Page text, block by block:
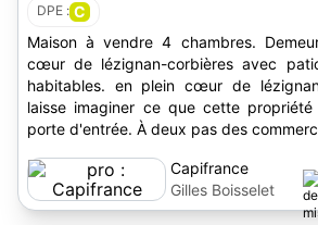
DPE : C
Maison à vendre 4 chambres.
cœur de lézignan-corbières avec
habitables. en plein cœur de
laisse imaginer ce que cette
porte d'entrée. À deux pas des
Capifrance
Gilles Boisselet